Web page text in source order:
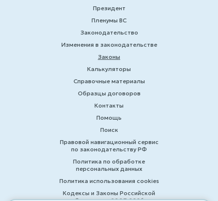
Президент
Пленумы ВС
Законодательство
Изменения в законодательстве
Законы
Калькуляторы
Справочные материалы
Образцы договоров
Контакты
Помощь
Поиск
Правовой навигационный сервис
по законодательству РФ
Политика по обработке
персональных данных
Политика использования cookies
Кодексы и Законы Российской